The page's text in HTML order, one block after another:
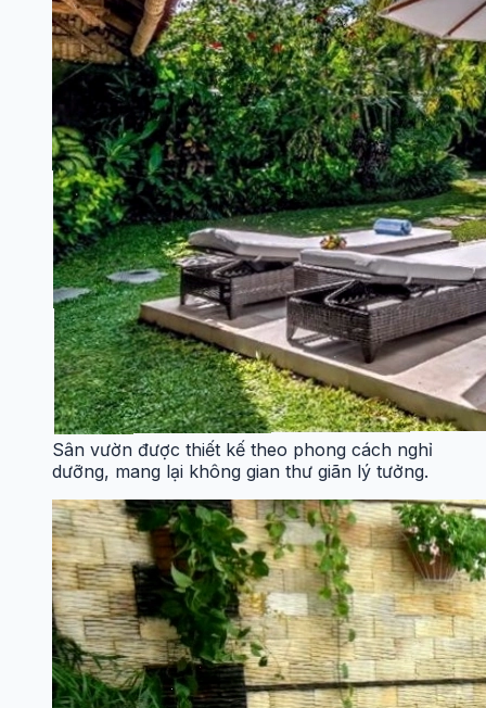
Sân vườn được thiết kế theo phong cách nghỉ
dưỡng, mang lại không gian thư giãn lý tưởng.